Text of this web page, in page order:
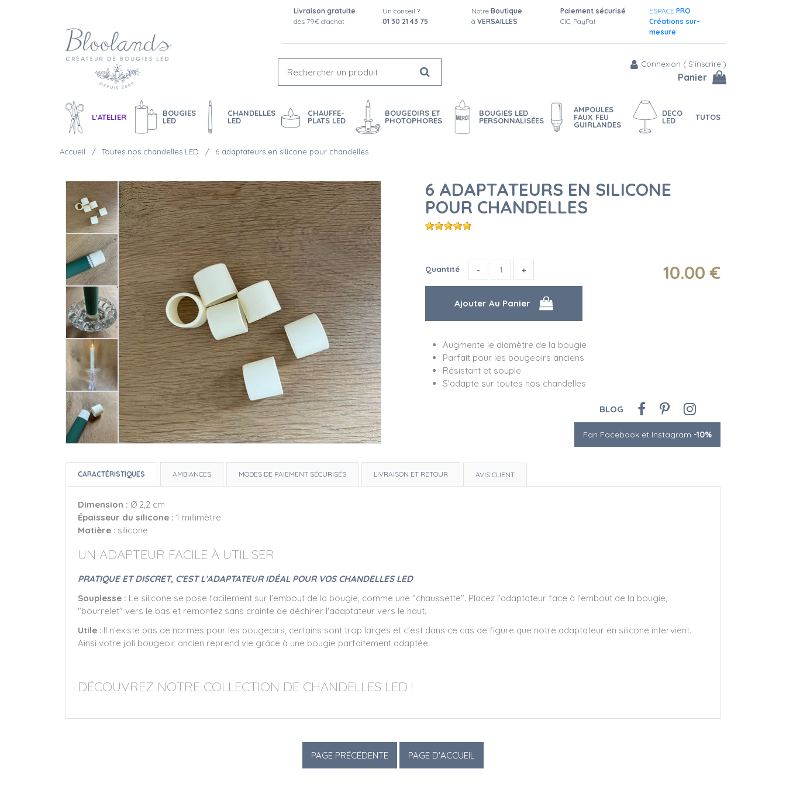
Livraison gratuite
dès 79€ d'achat
Un conseil ?
01 30 21 43 75
Notre Boutique
à VERSAILLES
Paiement sécurisé
CIC, PayPal
ESPACE PRO
Créations sur-
mesure
Connexion ( S'inscrire )
Panier
L'ATELIER
BOUGIES
LED
CHANDELLES
LED
CHAUFFE-
PLATS LED
BOUGEOIRS ET
PHOTOPHORES
BOUGIES LED
PERSONNALISÉES
AMPOULES
FAUX FEU
GUIRLANDES
DECO
LED
TUTOS
Accueil Toutes nos chandelles LED 6 adaptateurs en silicone pour chandelles
6 ADAPTATEURS EN SILICONE
POUR CHANDELLES
10.00 €
Quantité
Augmente le diamètre de la bougie
Parfait pour les bougeoirs anciens
Résistant et souple
S'adapte sur toutes nos chandelles
BLOG
Fan Facebook et Instagram -10%
CARACTÉRISTIQUES AMBIANCES MODES DE PAIEMENT SÉCURISÉS LIVRAISON ET RETOUR AVIS CLIENT
Dimension : Ø 2,2 cm
Épaisseur du silicone : 1 millimètre
Matière : silicone
UN ADAPTEUR FACILE À UTILISER
PRATIQUE ET DISCRET, C'EST L'ADAPTATEUR IDÉAL POUR VOS CHANDELLES LED
Souplesse : Le silicone se pose facilement sur l'embout de la bougie, comme une "chaussette". Placez l'adaptateur face à l'embout de la bougie,
"bourrelet" vers le bas et remontez sans crainte de déchirer l'adaptateur vers le haut.
Utile : Il n'existe pas de normes pour les bougeoirs, certains sont trop larges et c'est dans ce cas de figure que notre adaptateur en silicone intervient.
Ainsi votre joli bougeoir ancien reprend vie grâce à une bougie parfaitement adaptée.
DÉCOUVREZ NOTRE COLLECTION DE CHANDELLES LED !